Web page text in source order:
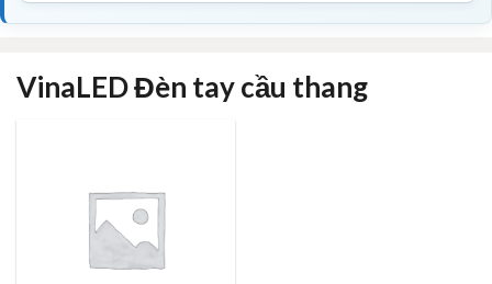
VinaLED Đèn tay cầu thang